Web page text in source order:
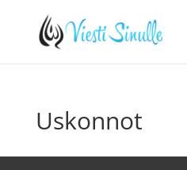
Uskonnot